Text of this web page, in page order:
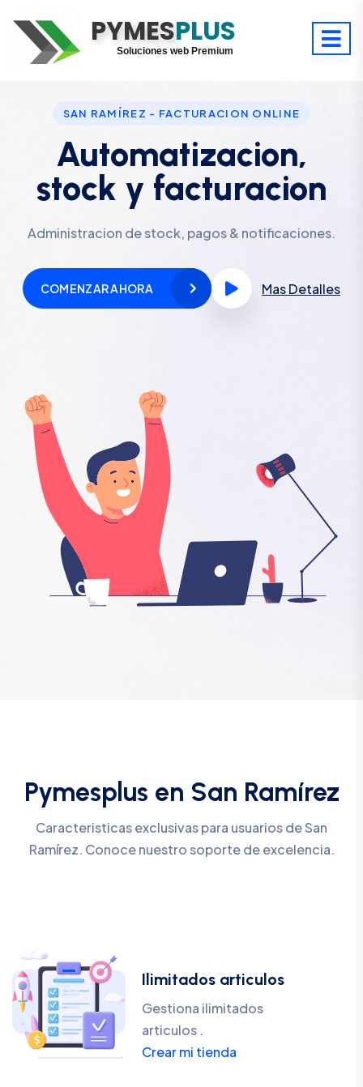
PYMESPLUS
Digitaliza tu éxito
Soluciones web Premium
SAN RAMÍREZ - FACTURACION ONLINE
Automatizacion,
stock y facturacion
Administracion de stock, pagos & notificaciones.
COMENZAR AHORA Mas Detalles
Pymesplus en San Ramírez
Caracteristicas exclusivas para usuarios de San
Ramírez. Conoce nuestro soporte de excelencia.
Ilimitados articulos
Gestiona ilimitados
articulos .
Crear mi tienda